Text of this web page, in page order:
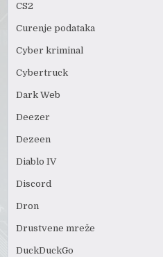
CS2
Curenje podataka
Cyber kriminal
Cybertruck
Dark Web
Deezer
Dezeen
Diablo IV
Discord
Dron
Drustvene mreže
DuckDuckGo